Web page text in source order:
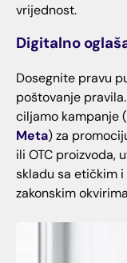
vrijednost.
Digitalno
Dosegnite pravu
poštovanje
ciljamo kampanje (
Meta) za
ili OTC proizvoda,
skladu sa etičkim i
zakonskim